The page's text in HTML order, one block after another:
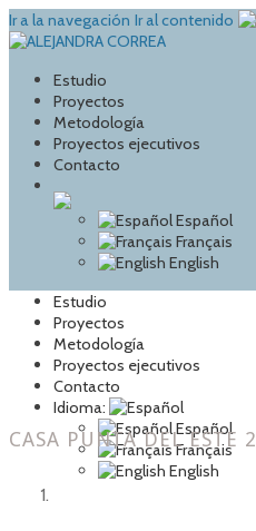
Ir a la navegación Ir al contenido
Estudio
Proyectos
Metodología
Proyectos ejecutivos
Contacto
Español
Français
English
Estudio
Proyectos
Metodología
Proyectos ejecutivos
Contacto
Idioma:
Español
Français
English
CASA PUNTA DEL ESTE 2